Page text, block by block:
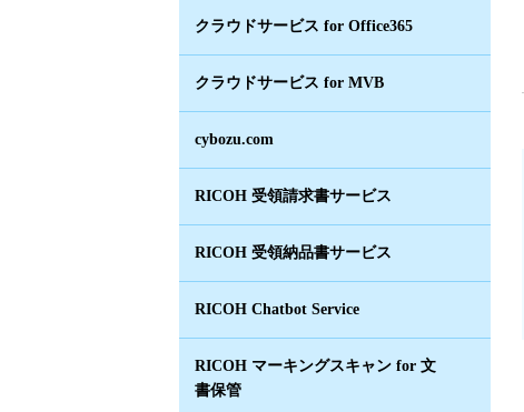
クラウドサービス for Office365
クラウドサービス for MVB
cybozu.com
RICOH 受領請求書サービス
RICOH 受領納品書サービス
RICOH Chatbot Service
RICOH マーキングスキャン for 文
書保管